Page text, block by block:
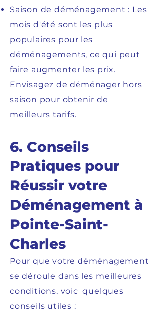
Saison de déménagement : Les
mois d'été sont les plus
populaires pour les
déménagements, ce qui peut
faire augmenter les prix.
Envisagez de déménager hors
saison pour obtenir de
meilleurs tarifs.
6. Conseils
Pratiques pour
Réussir votre
Déménagement à
Pointe-Saint-
Charles
Pour que votre déménagement
se déroule dans les meilleures
conditions, voici quelques
conseils utiles :